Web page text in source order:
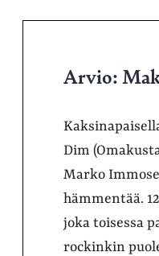
Arvio:
Dim
Marko
hämmentää.
joka toisessa
rockinkin